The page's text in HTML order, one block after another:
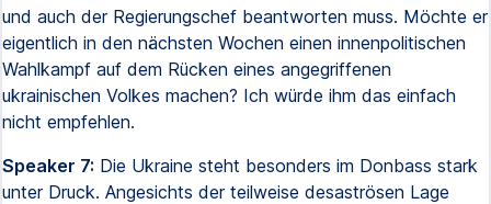
und auch der Regierungschef beantworten muss. Möchte er
eigentlich in den nächsten Wochen einen innenpolitischen
Wahlkampf auf dem Rücken eines angegriffenen
ukrainischen Volkes machen? Ich würde ihm das einfach
nicht empfehlen.
Speaker 7: Die Ukraine steht besonders im Donbass stark
unter Druck. Angesichts der teilweise desaströsen Lage